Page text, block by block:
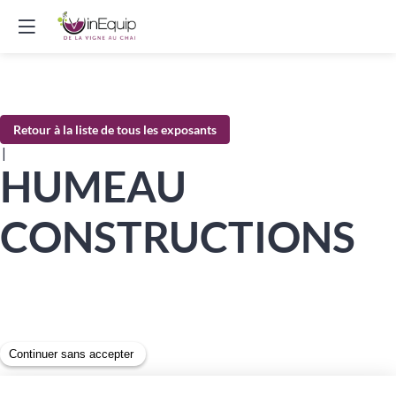
Retour à la liste de tous les exposants
|
HUMEAU
CONSTRUCTIONS